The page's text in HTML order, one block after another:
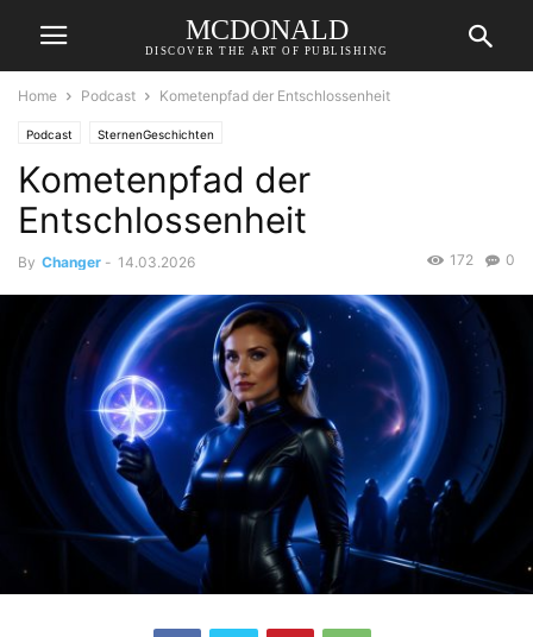
MCDONALD
DISCOVER THE ART OF PUBLISHING
Home Podcast Kometenpfad der Entschlossenheit
Podcast SternenGeschichten
Kometenpfad der
Entschlossenheit
By Changer - 14.03.2026 0
172